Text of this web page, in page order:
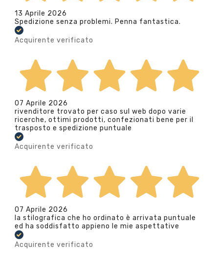
13 Aprile 2026
Spedizione senza problemi. Penna fantastica.
Acquirente verificato
07 Aprile 2026
rivenditore trovato per caso sul web dopo varie
ricerche, ottimi prodotti, confezionati bene per il
trasposto e spedizione puntuale
Acquirente verificato
07 Aprile 2026
la stilografica che ho ordinato è arrivata puntuale
ed ha soddisfatto appieno le mie aspettative
Acquirente verificato